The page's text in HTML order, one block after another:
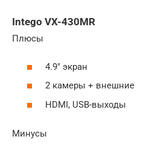
Intego VX-430MR
Плюсы
4.9″ экран
2 камеры + внешние
HDMI, USB-выходы
Минусы